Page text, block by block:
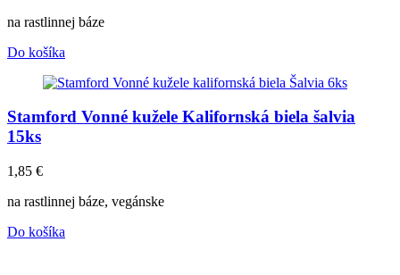
na rastlinnej báze
Do košíka
Stamford Vonné kužele Kalifornská biela šalvia
15ks
1,85 €
na rastlinnej báze, vegánske
Do košíka